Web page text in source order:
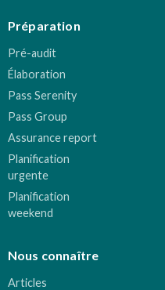
Préparation
Pré-audit
Élaboration
Pass Serenity
Pass Group
Assurance report
Planification
urgente
Planification
weekend
Nous connaître
Articles